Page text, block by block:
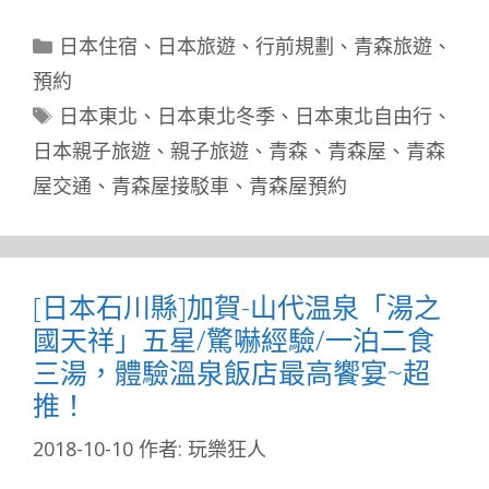
分
類
日本住宿 、 日本旅遊、 行前規劃 、 青森旅遊、
預約
標
籤
日本東北 、 日本東北冬季 、 日本東北自由行、
日本親子旅遊 、 親子旅遊 、 青森 、 青森屋 、 青森
屋交通 、 青森屋接駁車 、 青森屋預約
[日本石川縣]加賀-山代温泉「湯之
國天祥」五星/驚嚇經驗/一泊二食
三湯，體驗溫泉飯店最高饗宴~超
推！
2018-10-10 作者: 玩樂狂人